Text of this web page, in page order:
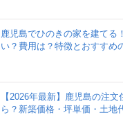
鹿児島でひのきの家を建てる
い？費用は？特徴とおすすめ
【2026年最新】鹿児島の注文
ら？新築価格・坪単価・土地